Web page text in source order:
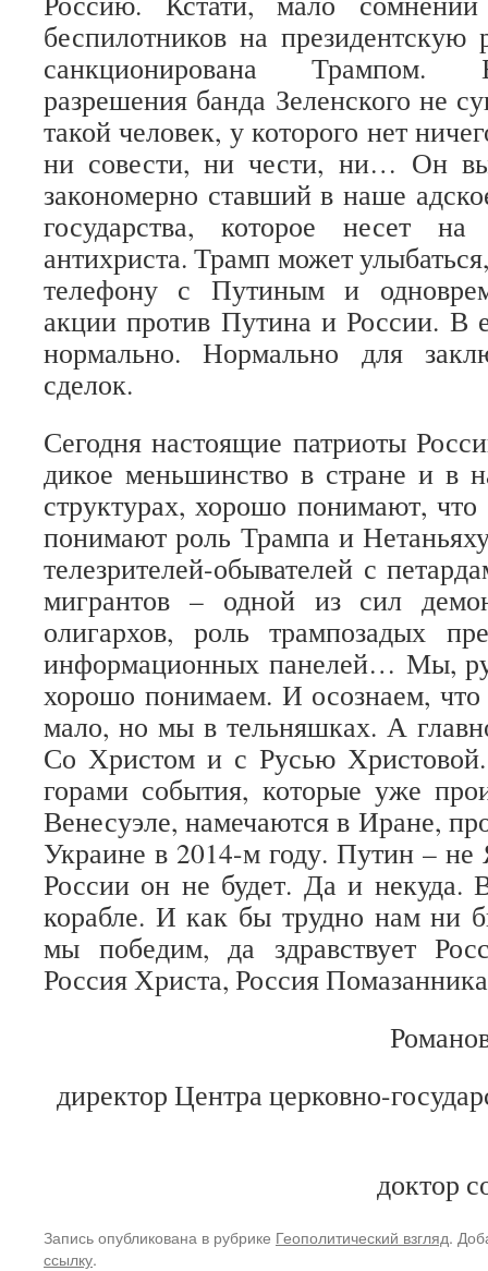
беспилотников на
санкционирована Трампом.
разрешения банда Зеленского не
такой человек, у которого нет
ни совести, ни чести, ни… Он
закономерно ставший в наше
государства, которое несет
антихриста. Трамп может
телефону с Путиным и
акции против Путина и России. В
нормально. Нормально для
сделок.
Сегодня настоящие патриоты
дикое меньшинство в стране и в
структурах, хорошо понимают,
понимают роль Трампа и
телезрителей-обывателей с
мигрантов – одной из сил
олигархов, роль трампозадых
информационных панелей… Мы,
хорошо понимаем. И осознаем,
мало, но мы в тельняшках. А
Со Христом и с Русью
горами события, которые уже
Венесуэле, намечаются в Иране,
Украине в 2014-м году. Путин – не
России он не будет. Да и некуда.
корабле. И как бы трудно нам ни
мы победим, да здравствует
Россия Христа, Россия
директор Центра церковно-
доктор
Запись опубликована в рубрике Геополитический взгляд.
ссылку.